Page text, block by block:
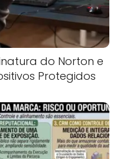
do Norton e
Protegidos